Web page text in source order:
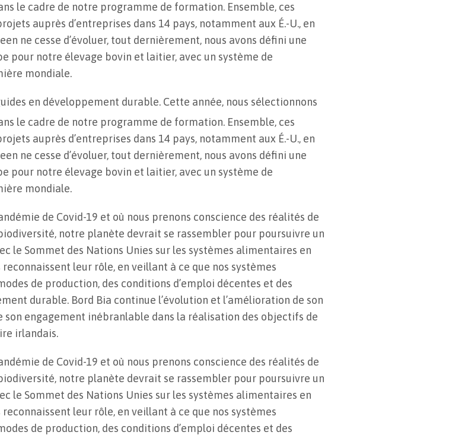
le cadre de notre programme de formation. Ensemble, ces
auprès d’entreprises dans 14 pays, notamment aux É.-U., en
ne cesse d’évoluer, tout dernièrement, nous avons défini une
pour notre élevage bovin et laitier, avec un système de
mondiale.
en développement durable. Cette année, nous sélectionnons
le cadre de notre programme de formation. Ensemble, ces
auprès d’entreprises dans 14 pays, notamment aux É.-U., en
ne cesse d’évoluer, tout dernièrement, nous avons défini une
pour notre élevage bovin et laitier, avec un système de
mondiale.
de Covid-19 et où nous prenons conscience des réalités de
notre planète devrait se rassembler pour poursuivre un
le Sommet des Nations Unies sur les systèmes alimentaires en
leur rôle, en veillant à ce que nos systèmes
de production, des conditions d’emploi décentes et des
durable. Bord Bia continue l’évolution et l’amélioration de son
engagement inébranlable dans la réalisation des objectifs de
irlandais.
de Covid-19 et où nous prenons conscience des réalités de
notre planète devrait se rassembler pour poursuivre un
le Sommet des Nations Unies sur les systèmes alimentaires en
leur rôle, en veillant à ce que nos systèmes
de production, des conditions d’emploi décentes et des